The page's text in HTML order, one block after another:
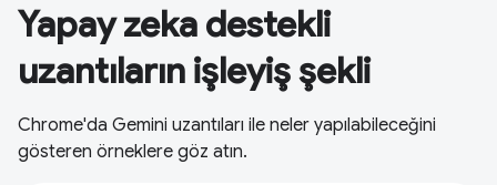
Yapay zeka destekli
uzantıların işleyiş şekli
Chrome'da Gemini uzantıları ile neler yapılabileceğini
gösteren örneklere göz atın.